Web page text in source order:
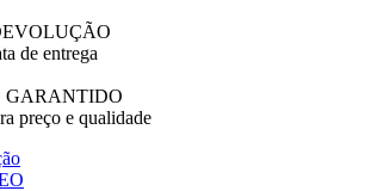
de entrega
GARANTIDO
preço e qualidade